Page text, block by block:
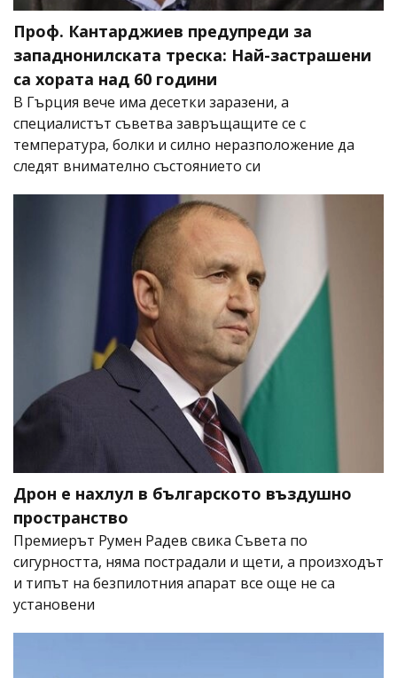
Проф. Кантарджиев предупреди за
западнонилската треска: Най-застрашени
са хората над 60 години
В Гърция вече има десетки заразени, а
специалистът съветва завръщащите се с
температура, болки и силно неразположение да
следят внимателно състоянието си
Дрон е нахлул в българското въздушно
пространство
Премиерът Румен Радев свика Съвета по
сигурността, няма пострадали и щети, а произходът
и типът на безпилотния апарат все още не са
установени